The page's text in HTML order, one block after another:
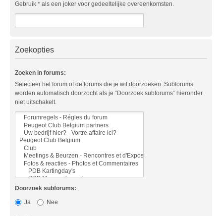
Gebruik * als een joker voor gedeeltelijke overeenkomsten.
Zoekopties
Zoeken in forums:
Selecteer het forum of de forums die je wil doorzoeken. Subforums
worden automatisch doorzocht als je “Doorzoek subforums“ hieronder
niet uitschakelt.
Doorzoek subforums:
Ja
Nee